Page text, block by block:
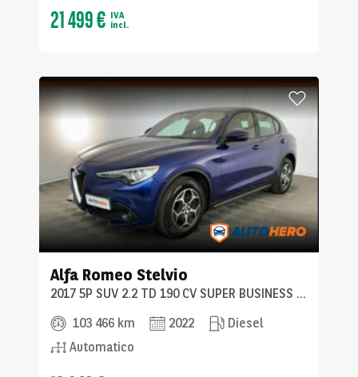
21 499 € IVA
incl.
Alfa Romeo Stelvio
2017 5P SUV 2.2 TD 190 CV SUPER BUSINESS AT8 Q4
103 466 km
2022
Diesel
Automatico